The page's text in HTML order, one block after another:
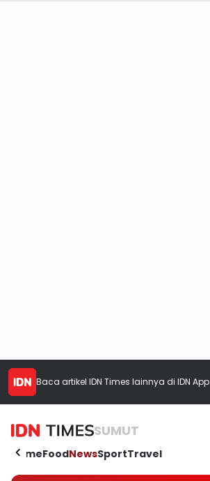
Baca artikel IDN Times lainnya di IDN App
SUMUT
HomeFoodNewsSportTravel